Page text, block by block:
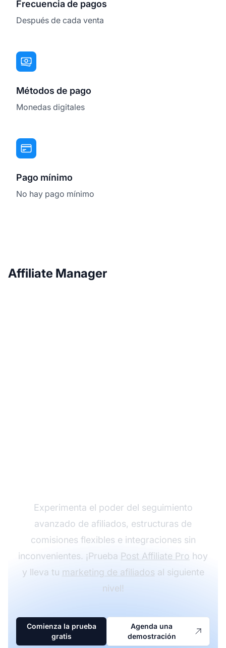
Frecuencia de pagos
Después de cada venta
Métodos de pago
Monedas digitales
Pago mínimo
No hay pago mínimo
Affiliate Manager
Experimenta el poder del seguimiento
avanzado de afiliados, estructuras de
comisiones flexibles e integraciones sin
inconvenientes. ¡Prueba Post Affiliate Pro hoy
y lleva tu marketing de afiliados al siguiente
nivel!
Comienza la prueba
gratis
Agenda una
demostración